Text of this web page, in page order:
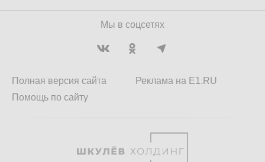
Мы в соцсетях
Полная версия сайта
Помощь по сайту
Реклама на E1.RU